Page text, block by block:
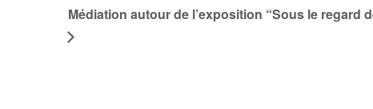
Médiation autour de l’exposition “Sous le regard